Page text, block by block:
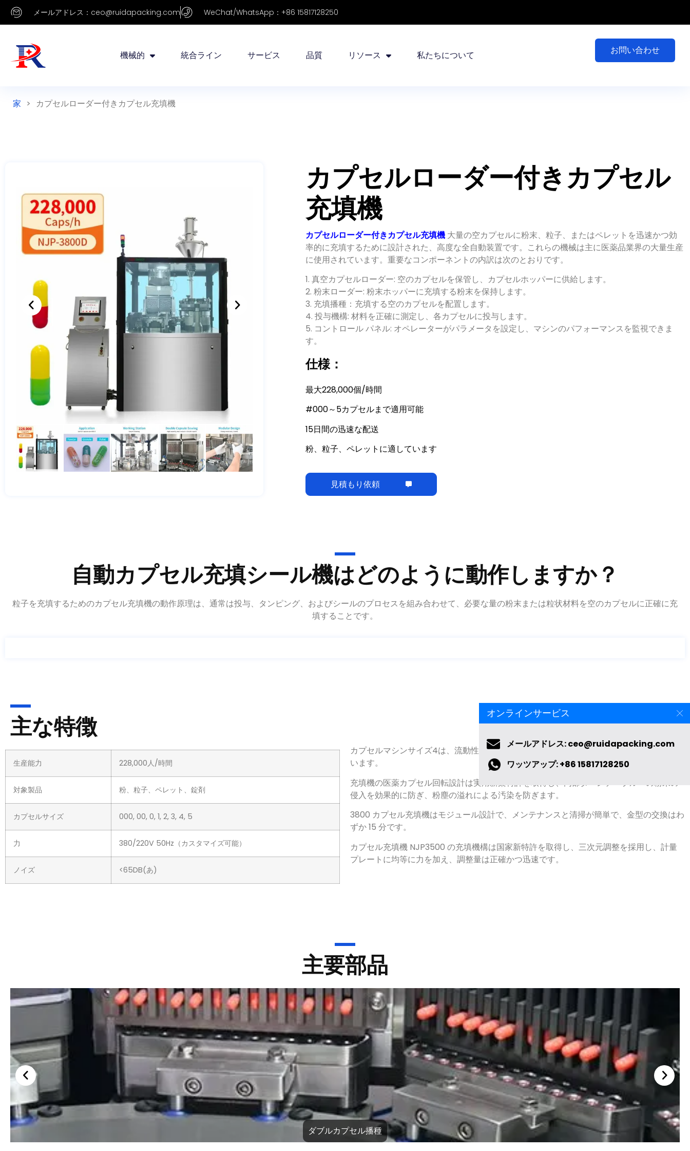
メールアドレス：ceo@ruidapacking.com WeChat/WhatsApp：+86 15817128250
機械的 統合ライン サービス 品質 リソース 私たちについて お問い合わせ
家 > カプセルローダー付きカプセル充填機
カプセルローダー付きカプセル
充填機
カプセルローダー付きカプセル充填機 大量の空カプセルに粉末、粒子、
またはペレットを迅速かつ効
率的に充填するために設計された、高度な全自動装置です。 これらの機械は主に医薬品業界の大量生産
に使用されています。重要なコンポーネントの内訳は次のとおりです。
1.真空カプセルローダー: 空のカプセルを保管し、 カプセルホッパーに供給します。
2.粉末ローダー:粉末ホッパーに充填する粉末を保持します。
3. 充填播種 ： 充填する空のカプセルを配置します。
4.投与機構:材料を正確に測定し、各カプセルに投与します。
5. コントロール パネル: オペレーターがパラメータを設定し、 マシンのパフォーマンスを監視できま
す。
仕様：
最大228,000個/時間
#000～5カプセルまで適用可能
15日間の迅速な配送
粉、粒子、ペレットに適しています
見積もり依頼
自動カプセル充填シール機はどのように動作しますか？
粒子を充填するためのカプセル充填機の動作原理は、通常は投与、タンピング、およびシールのプロセスを組み合わせて、必要な量の粉末または粒状材料を空のカプセルに正確に充
填することです。
主な特徴
生産能力 228,000人/時間
対象製品 粉、粒子、ペレット、錠剤
カプセルサイズ 000, 00, 0, 1, 2, 3, 4, 5
力 380/220V 50Hz（カスタマイズ可能）
ノイズ <65DB(あ)
カプセルマシンサイズ4は、流動性の悪い材料に適した新しいタイプの空気充填を採用して
います。
充填機の医薬カプセル回転設計は実用新案特許を取得し 、内部ターンテーブルへの粉末の
侵入を効果的に防ぎ、粉塵の溢れによる汚染を防ぎます。
3800 カプセル充填機はモジュール設計で、メンテナンスと清掃が簡単で、金型の交換はわ
ずか 15 分です。
カプセル充填機 NJP3500 の充填機構は国家新特許を取得し、三次元調整を採用し、計量
プレートに均等に力を加え、調整量は正確かつ迅速です。
主要部品
粉末充填ステーション 拒否ステーション
オンラインサービス
メールアドレス: ceo@ruidapacking.com
ワッツアップ: +86 15817128250